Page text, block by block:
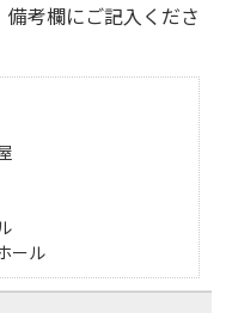
考欄にご記入くださ
ール